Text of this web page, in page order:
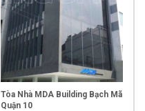
Tòa Nhà MDA Building Bạch Mã
Quận 10